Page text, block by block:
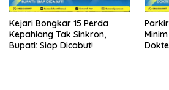
Kejari Bongkar 15 Perda
Kepahiang Tak Sinkron,
Bupati: Siap Dicabut!